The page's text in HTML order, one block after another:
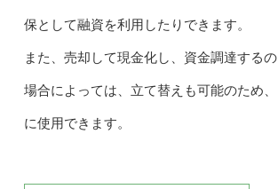
保として融資を利用したりできます。
また、売却して現金化し、資金調達するの
場合によっては、立て替えも可能のため
に使用できます。